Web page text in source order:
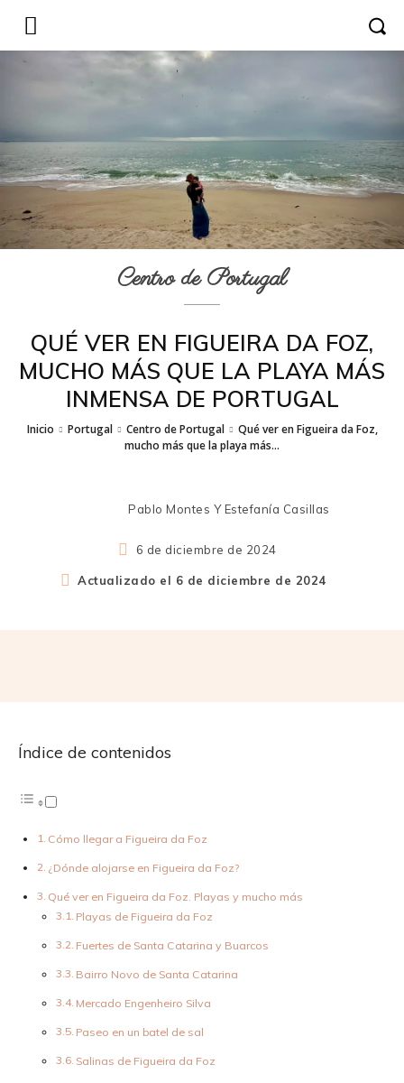
Centro de Portugal
QUÉ VER EN FIGUEIRA DA FOZ,
MUCHO MÁS QUE LA PLAYA MÁS
INMENSA DE PORTUGAL
Inicio Portugal Centro de Portugal
Qué ver en Figueira da Foz,
mucho más que la playa más...
Pablo Montes Y Estefanía Casillas
6 de diciembre de 2024
Actualizado el 6 de diciembre de 2024
Índice de contenidos
Cómo llegar a Figueira da Foz
¿Dónde alojarse en Figueira da Foz?
Qué ver en Figueira da Foz. Playas y mucho más
Playas de Figueira da Foz
Fuertes de Santa Catarina y Buarcos
Bairro Novo de Santa Catarina
Mercado Engenheiro Silva
Paseo en un batel de sal
Salinas de Figueira da Foz